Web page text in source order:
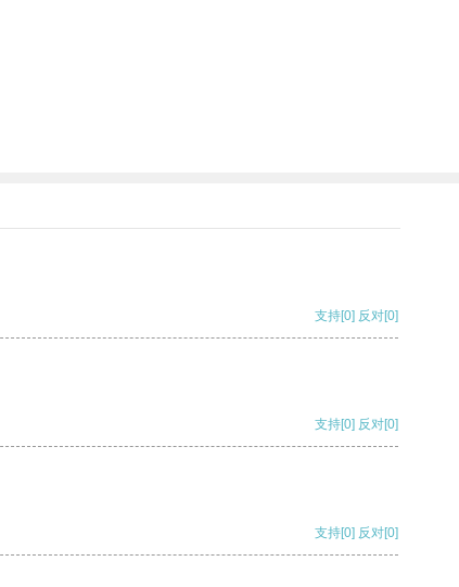
支持[0] 反对[0]
支持[0] 反对[0]
支持[0] 反对[0]